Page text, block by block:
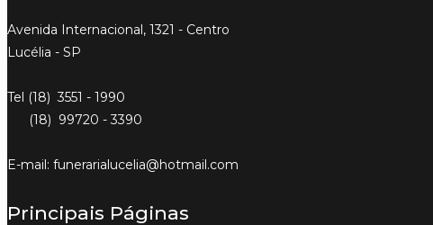
Avenida Internacional, 1321 - Centro
Lucélia - SP
Tel (18) 3551 - 1990
(18) 99720 - 3390
E-mail: funerarialucelia@hotmail.com
Principais Páginas